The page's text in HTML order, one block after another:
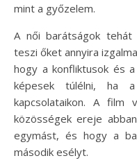
mint a győzelem.
A női barátságok
teszi őket annyira
hogy a konfliktusok és
képesek túlélni, ha
kapcsolataikon. A
közösségek ereje
egymást, és hogy a
második esélyt.